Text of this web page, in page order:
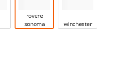
rovere
sonoma
winchester